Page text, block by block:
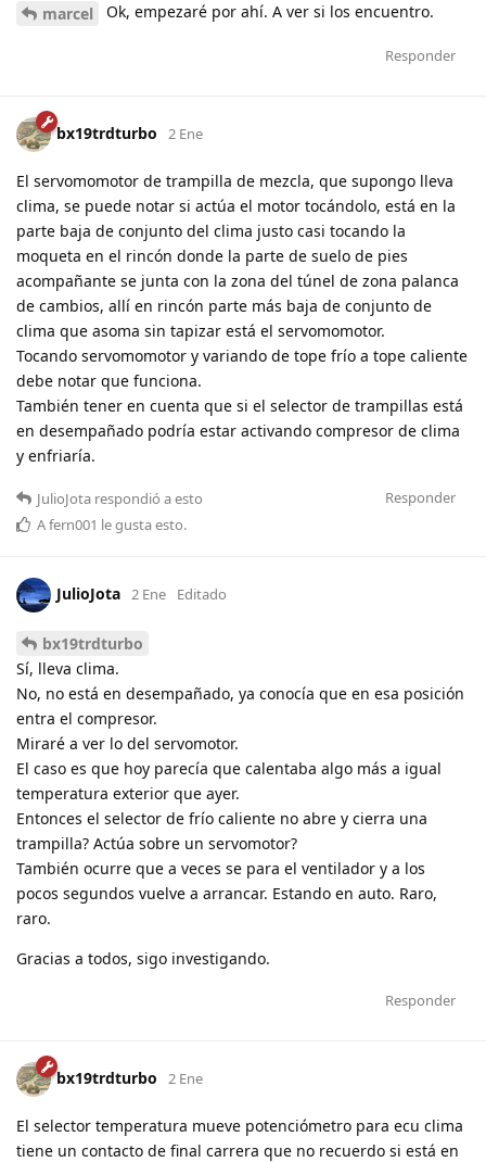
marcel Ok, empezaré por ahí. A ver si los encuentro.
Responder
bx19trdturbo 2 Ene
El servomomotor de trampilla de mezcla, que supongo lleva
clima, se puede notar si actúa el motor tocándolo, está en la
parte baja de conjunto del clima justo casi tocando la
moqueta en el rincón donde la parte de suelo de pies
acompañante se junta con la zona del túnel de zona palanca
de cambios, allí en rincón parte más baja de conjunto de
clima que asoma sin tapizar está el servomomotor.
Tocando servomomotor y variando de tope frío a tope caliente
debe notar que funciona.
También tener en cuenta que si el selector de trampillas está
en desempañado podría estar activando compresor de clima
y enfriaría.
Responder
JulioJota respondió a esto
Afern001 le gusta esto.
JulioJota 2 Ene Editado
bx19trdturbo
Sí, lleva clima.
No, no está en desempañado, ya conocía que en esa posición
entra el compresor.
Miraré a ver lo del servomotor.
El caso es que hoy parecía que calentaba algo más a igual
temperatura exterior que ayer.
Entonces el selector de frío caliente no abre y cierra una
trampilla? Actúa sobre un servomotor?
También ocurre que a veces se para el ventilador y a los
pocos segundos vuelve a arrancar. Estando en auto. Raro,
raro.
Gracias a todos, sigo investigando.
Responder
bx19trdturbo 2 Ene
El selector temperatura mueve potenciómetro para ecu clima
tiene un contacto de final carrera que no recuerdo si está en